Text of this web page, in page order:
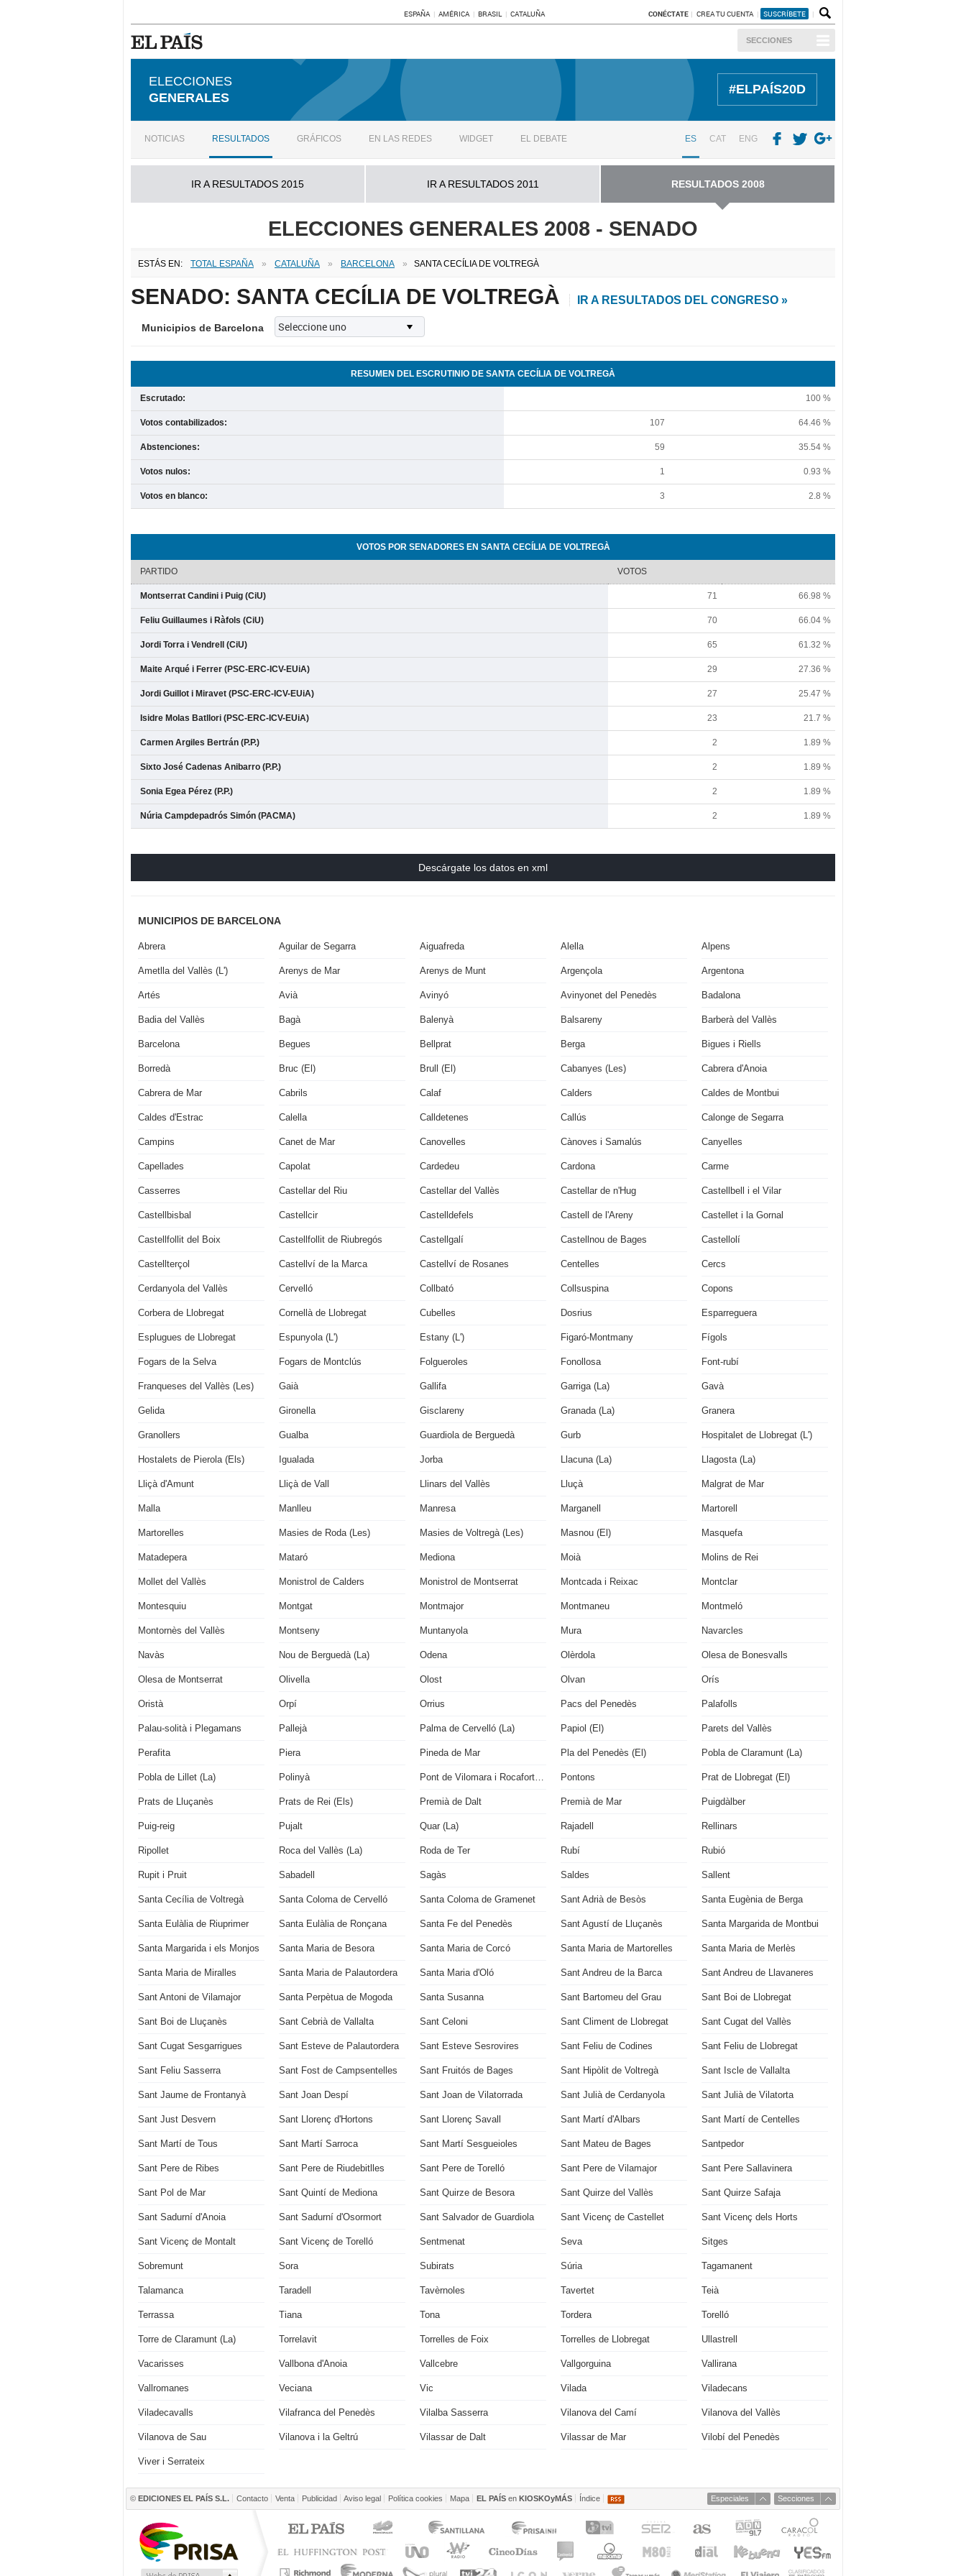
ESPAÑA AMÉRICA BRASIL CATALUÑA CONÉCTATE CREA TU CUENTA SUSCRÍBETE
SECCIONES
ELECCIONES
GENERALES
#ELPAÍS20D
NOTICIAS RESULTADOS GRÁFICOS EN LAS REDES WIDGET EL DEBATE ES CAT ENG
IR A RESULTADOS 2015 IR A RESULTADOS 2011 RESULTADOS 2008
ELECCIONES GENERALES 2008 - SENADO
ESTÁS EN: TOTAL ESPAÑA » CATALUÑA » BARCELONA » SANTA CECÍLIA DE VOLTREGÀ
SENADO: SANTA CECÍLIA DE VOLTREGÀ IR A RESULTADOS DEL CONGRESO »
Municipios de Barcelona
RESUMEN DEL ESCRUTINIO DE SANTA CECÍLIA DE VOLTREGÀ
Escrutado: 100 %
Votos contabilizados: 107 64.46 %
Abstenciones: 59 35.54 %
Votos nulos: 1 0.93 %
Votos en blanco: 3 2.8 %
VOTOS POR SENADORES EN SANTA CECÍLIA DE VOLTREGÀ
PARTIDO VOTOS
Montserrat Candini i Puig (CiU) 71 66.98 %
Feliu Guillaumes i Ràfols (CiU) 70 66.04 %
Jordi Torra i Vendrell (CiU) 65 61.32 %
Maite Arqué i Ferrer (PSC-ERC-ICV-EUiA) 29 27.36 %
Jordi Guillot i Miravet (PSC-ERC-ICV-EUiA) 27 25.47 %
Isidre Molas Batllori (PSC-ERC-ICV-EUiA) 23 21.7 %
Carmen Argiles Bertrán (P.P.) 2 1.89 %
Sixto José Cadenas Anibarro (P.P.) 2 1.89 %
Sonia Egea Pérez (P.P.) 2 1.89 %
Núria Campdepadrós Simón (PACMA) 2 1.89 %
Descárgate los datos en xml
MUNICIPIOS DE BARCELONA
Abrera Aguilar de Segarra Aiguafreda Alella Alpens
Ametlla del Vallès (L') Arenys de Mar Arenys de Munt Argençola Argentona
Artés Avià Avinyó Avinyonet del Penedès Badalona
Badia del Vallès Bagà Balenyà Balsareny Barberà del Vallès
Barcelona Begues Bellprat Berga Bigues i Riells
Borredà Bruc (El) Brull (El) Cabanyes (Les) Cabrera d'Anoia
Cabrera de Mar Cabrils Calaf Calders Caldes de Montbui
Caldes d'Estrac Calella Calldetenes Callús Calonge de Segarra
Campins Canet de Mar Canovelles Cànoves i Samalús Canyelles
Capellades Capolat Cardedeu Cardona Carme
Casserres Castellar del Riu Castellar del Vallès Castellar de n'Hug Castellbell i el Vilar
Castellbisbal Castellcir Castelldefels Castell de l'Areny Castellet i la Gornal
Castellfollit del Boix Castellfollit de Riubregós Castellgalí Castellnou de Bages Castellolí
Castellterçol Castellví de la Marca Castellví de Rosanes Centelles Cercs
Cerdanyola del Vallès Cervelló Collbató Collsuspina Copons
Corbera de Llobregat Cornellà de Llobregat Cubelles Dosrius Esparreguera
Esplugues de Llobregat Espunyola (L') Estany (L') Figaró-Montmany Fígols
Fogars de la Selva Fogars de Montclús Folgueroles Fonollosa Font-rubí
Franqueses del Vallès (Les) Gaià Gallifa Garriga (La) Gavà
Gelida Gironella Gisclareny Granada (La) Granera
Granollers Gualba Guardiola de Berguedà Gurb Hospitalet de Llobregat (L')
Hostalets de Pierola (Els) Igualada Jorba Llacuna (La) Llagosta (La)
Lliçà d'Amunt Lliçà de Vall Llinars del Vallès Lluçà Malgrat de Mar
Malla Manlleu Manresa Marganell Martorell
Martorelles Masies de Roda (Les) Masies de Voltregà (Les) Masnou (El) Masquefa
Matadepera Mataró Mediona Moià Molins de Rei
Mollet del Vallès Monistrol de Calders Monistrol de Montserrat Montcada i Reixac Montclar
Montesquiu Montgat Montmajor Montmaneu Montmeló
Montornès del Vallès Montseny Muntanyola Mura Navarcles
Navàs Nou de Berguedà (La) Odena Olèrdola Olesa de Bonesvalls
Olesa de Montserrat Olivella Olost Olvan Orís
Oristà Orpí Orrius Pacs del Penedès Palafolls
Palau-solità i Plegamans Pallejà Palma de Cervelló (La) Papiol (El) Parets del Vallès
Perafita Piera Pineda de Mar Pla del Penedès (El) Pobla de Claramunt (La)
Pobla de Lillet (La) Polinyà Pont de Vilomara i Rocafort (El) Pontons Prat de Llobregat (El)
Prats de Lluçanès Prats de Rei (Els) Premià de Dalt Premià de Mar Puigdàlber
Puig-reig Pujalt Quar (La) Rajadell Rellinars
Ripollet Roca del Vallès (La) Roda de Ter Rubí Rubió
Rupit i Pruit Sabadell Sagàs Saldes Sallent
Santa Cecília de Voltregà Santa Coloma de Cervelló Santa Coloma de Gramenet Sant Adrià de Besòs Santa Eugènia de Berga
Santa Eulàlia de Riuprimer Santa Eulàlia de Ronçana Santa Fe del Penedès Sant Agustí de Lluçanès Santa Margarida de Montbui
Santa Margarida i els Monjos Santa Maria de Besora Santa Maria de Corcó Santa Maria de Martorelles Santa Maria de Merlès
Santa Maria de Miralles Santa Maria de Palautordera Santa Maria d'Oló Sant Andreu de la Barca Sant Andreu de Llavaneres
Sant Antoni de Vilamajor Santa Perpètua de Mogoda Santa Susanna Sant Bartomeu del Grau Sant Boi de Llobregat
Sant Boi de Lluçanès Sant Cebrià de Vallalta Sant Celoni Sant Climent de Llobregat Sant Cugat del Vallès
Sant Cugat Sesgarrigues Sant Esteve de Palautordera Sant Esteve Sesrovires Sant Feliu de Codines Sant Feliu de Llobregat
Sant Feliu Sasserra Sant Fost de Campsentelles Sant Fruitós de Bages Sant Hipòlit de Voltregà Sant Iscle de Vallalta
Sant Jaume de Frontanyà Sant Joan Despí Sant Joan de Vilatorrada Sant Julià de Cerdanyola Sant Julià de Vilatorta
Sant Just Desvern Sant Llorenç d'Hortons Sant Llorenç Savall Sant Martí d'Albars Sant Martí de Centelles
Sant Martí de Tous Sant Martí Sarroca Sant Martí Sesgueioles Sant Mateu de Bages Santpedor
Sant Pere de Ribes Sant Pere de Riudebitlles Sant Pere de Torelló Sant Pere de Vilamajor Sant Pere Sallavinera
Sant Pol de Mar Sant Quintí de Mediona Sant Quirze de Besora Sant Quirze del Vallès Sant Quirze Safaja
Sant Sadurní d'Anoia Sant Sadurní d'Osormort Sant Salvador de Guardiola Sant Vicenç de Castellet Sant Vicenç dels Horts
Sant Vicenç de Montalt Sant Vicenç de Torelló Sentmenat Seva Sitges
Sobremunt Sora Subirats Súria Tagamanent
Talamanca Taradell Tavèrnoles Tavertet Teià
Terrassa Tiana Tona Tordera Torelló
Torre de Claramunt (La) Torrelavit Torrelles de Foix Torrelles de Llobregat Ullastrell
Vacarisses Vallbona d'Anoia Vallcebre Vallgorguina Vallirana
Vallromanes Veciana Vic Vilada Viladecans
Viladecavalls Vilafranca del Penedès Vilalba Sasserra Vilanova del Camí Vilanova del Vallès
Vilanova de Sau Vilanova i la Geltrú Vilassar de Dalt Vilassar de Mar Vilobí del Penedès
Viver i Serrateix
Secciones
Especiales
© EDICIONES EL PAÍS S.L. Contacto Venta Publicidad Aviso legal Política cookies Mapa EL PAÍS en KIOSKOyMÁS Índice